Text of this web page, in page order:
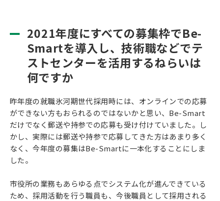
2021年度にすべての募集枠でBe-
Smartを導入し、技術職などでテ
ストセンターを活用するねらいは
何ですか
昨年度の就職氷河期世代採用時には、オンラインでの応募
ができない方もおられるのではないかと思い、Be-Smart
だけでなく郵送や持参での応募も受け付けていました。し
かし、実際には郵送や持参で応募してきた方はあまり多く
なく、今年度の募集はBe-Smartに一本化することにしま
した。
市役所の業務もあらゆる点でシステム化が進んできている
ため、採用活動を行う職員も、今後職員として採用される